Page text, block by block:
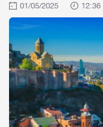
01/05/2025 12:36